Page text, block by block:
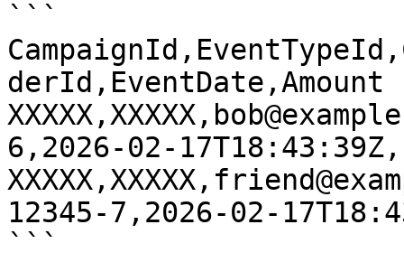
```
derId,EventDate,Amount
6,2026-02-
12345-7,2026-02-
```